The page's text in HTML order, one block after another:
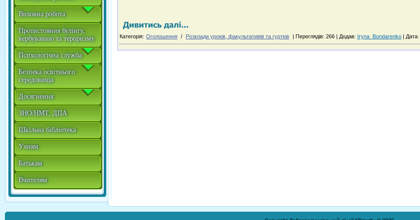
Виховна робота
Протистояння булінгу,
вербуванню та тероризму
Психологічна служба
Безпека освітнього
середовища
Досягнення
ЗНО/НМТ, ДПА
Шкільна бібліотека
Учням
Батькам
Вчителям
Категорія: Оголошення / Розклади уроків, факультативів та гуртків | Переглядів: 266 | Додав: Iryna_Bondarenko | Дата: